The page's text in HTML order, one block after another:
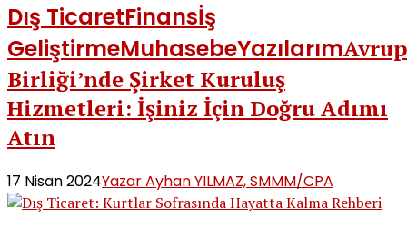
Dış TicaretFinansİş
GeliştirmeMuhasebeYazılarım
Birliği’nde Şirket Kuruluş
Hizmetleri: İşiniz İçin Doğru Adımı
Atın
17 Nisan 2024Yazar Ayhan YILMAZ, SMMM/CPA